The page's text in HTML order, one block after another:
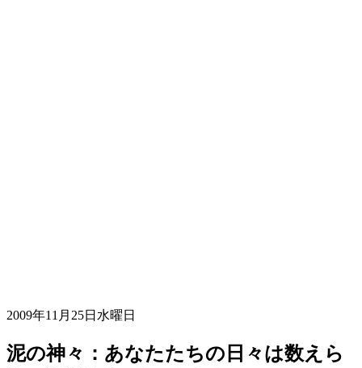
2009年11月25日水曜日
泥の神々：あなたたちの日々は数えら